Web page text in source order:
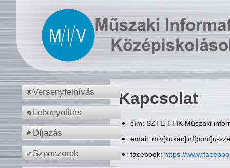
Versenyfelhívás
Lebonyolítás
Díjazás
Szponzorok
Kapcsolat
cím: SZTE TTIK Műszaki
email: miv[kukac]inf[pont]u-
facebook: https://